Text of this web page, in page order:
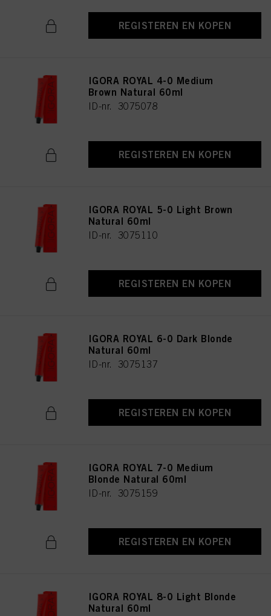
REGISTEREN EN KOPEN
IGORA ROYAL 4-0 Medium
Brown Natural 60ml
ID-nr. 3075078
REGISTEREN EN KOPEN
IGORA ROYAL 5-0 Light Brown
Natural 60ml
ID-nr. 3075110
REGISTEREN EN KOPEN
IGORA ROYAL 6-0 Dark Blonde
Natural 60ml
ID-nr. 3075137
REGISTEREN EN KOPEN
IGORA ROYAL 7-0 Medium
Blonde Natural 60ml
ID-nr. 3075159
REGISTEREN EN KOPEN
IGORA ROYAL 8-0 Light Blonde
Natural 60ml